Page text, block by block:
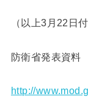
（以上3月22日付
防衛省発表資料
http://